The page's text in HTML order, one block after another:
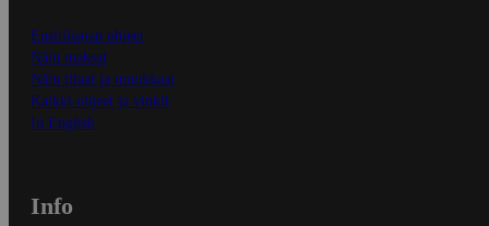
Ensitilaajan ohjeet
Näin maksat
Näin tilaat ja muokkaat
Kaikki ohjeet ja vinkit
In English
Info